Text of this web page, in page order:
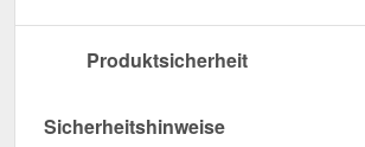
Produktsicherheit
Sicherheitshinweise